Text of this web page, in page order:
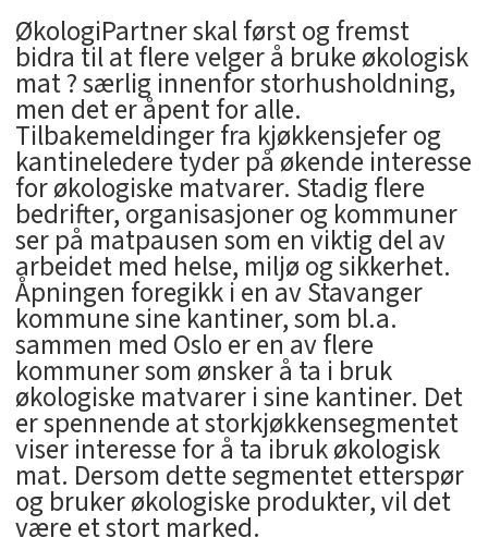
ØkologiPartner skal først og fremst
bidra til at flere velger å bruke økologisk
mat ? særlig innenfor storhusholdning,
men det er åpent for alle.
Tilbakemeldinger fra kjøkkensjefer og
kantineledere tyder på økende interesse
for økologiske matvarer. Stadig flere
bedrifter, organisasjoner og kommuner
ser på matpausen som en viktig del av
arbeidet med helse, miljø og sikkerhet.
Åpningen foregikk i en av Stavanger
kommune sine kantiner, som bl.a.
sammen med Oslo er en av flere
kommuner som ønsker å ta i bruk
økologiske matvarer i sine kantiner. Det
er spennende at storkjøkkensegmentet
viser interesse for å ta ibruk økologisk
mat. Dersom dette segmentet etterspør
og bruker økologiske produkter, vil det
være et stort marked.